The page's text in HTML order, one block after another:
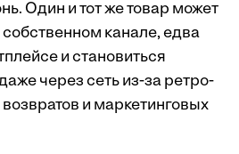
Один и тот же товар может
канале, едва
и становиться
через сеть из-за ретро-
и маркетинговых